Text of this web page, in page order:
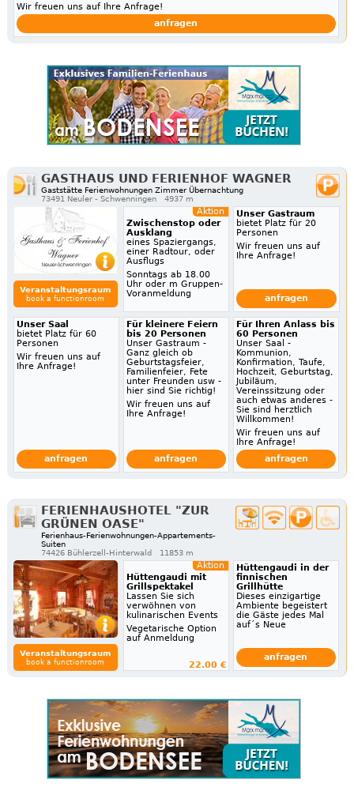
Wir freuen uns auf Ihre Anfrage!
anfragen
GASTHAUS UND FERIENHOF WAGNER
Gaststätte Ferienwohnungen Zimmer Übernachtung
73491 Neuler - Schwenningen
4937 m
Veranstaltungsraum
book a functionroom
Aktion
Zwischenstop oder
Ausklang
eines Spaziergangs,
einer Radtour, oder
Ausflugs
Sonntags ab 18.00
Uhr oder m Gruppen-
Voranmeldung
Unser Gastraum
bietet Platz für 20
Personen
Wir freuen uns auf
Ihre Anfrage!
anfragen
Unser Saal
bietet Platz für 60
Personen
Wir freuen uns auf
Ihre Anfrage!
anfragen
Für kleinere Feiern
bis 20 Personen
Unser Gastraum -
Ganz gleich ob
Geburtstagsfeier,
Familienfeier, Fete
unter Freunden usw -
hier sind Sie richtig!
Wir freuen uns auf
Ihre Anfrage!
anfragen
Für Ihren Anlass bis
60 Personen
Unser Saal -
Kommunion,
Konfirmation, Taufe,
Hochzeit, Geburtstag,
Jubiläum,
Vereinssitzung oder
auch etwas anderes -
Sie sind herztlich
Willkommen!
Wir freuen uns auf
Ihre Anfrage!
anfragen
FERIENHAUSHOTEL "ZUR
GRÜNEN OASE"
Ferienhaus-Ferienwohnungen-Appartements-
Suiten
74426 Bühlerzell-Hinterwald
11853 m
Veranstaltungsraum
book a functionroom
Aktion
Hüttengaudi mit
Grillspektakel
Lassen Sie sich
verwöhnen von
kulinarischen Events
Vegetarische Option
auf Anmeldung
22.00 €
Hüttengaudi in der
finnischen
Grillhütte
Dieses einzigartige
Ambiente begeistert
die Gäste jedes Mal
auf´s Neue
anfragen